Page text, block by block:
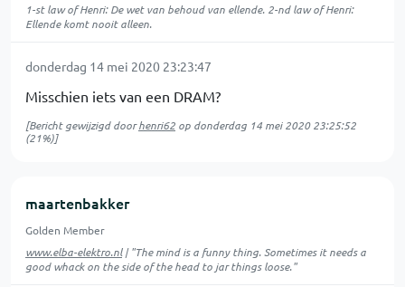
1-st law of Henri: De wet van behoud van ellende. 2-nd law of Henri:
Ellende komt nooit alleen.
donderdag 14 mei 2020 23:23:47
Misschien iets van een DRAM?
[Bericht gewijzigd doorhenri62 op donderdag 14 mei 2020 23:25:52
(21%)]
maartenbakker
Golden Member
www.elba-elektro.nl| "The mind is a funny thing. Sometimes it needs a
good whack on the side of the head to jar things loose."